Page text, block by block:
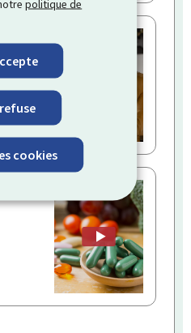
politique de
cookies